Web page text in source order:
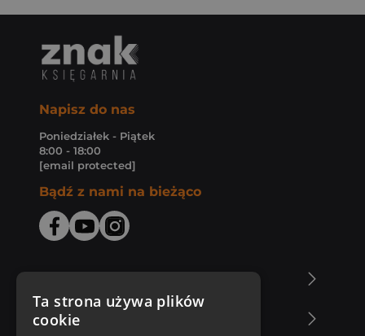
Napisz do nas
Poniedziałek - Piątek
8:00 - 18:00
[email protected]
Bądź z nami na bieżąco
Zakupy u nas
Ta strona używa plików
cookie